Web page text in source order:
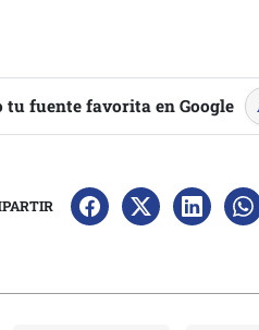
tu fuente favorita en Google